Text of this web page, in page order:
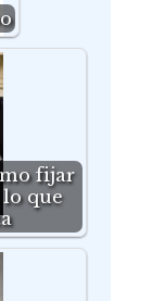
fijar
que